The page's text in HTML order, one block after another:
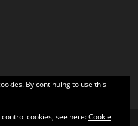
By continuing to use this
cookies, see here:Cookie